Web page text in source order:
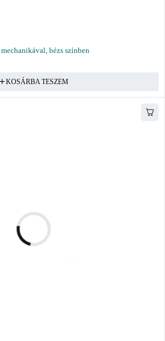
bézs színben
KOSÁRBA TESZEM